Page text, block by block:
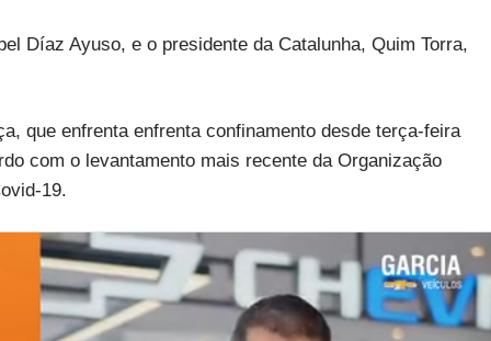
Díaz Ayuso, e o presidente da Catalunha, Quim Torra,
que enfrenta enfrenta confinamento desde terça-feira
com o levantamento mais recente da Organização
19.